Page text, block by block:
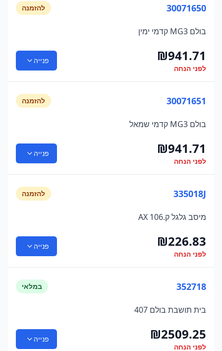
30071650 להזמנה
בולם MG3 קדמי ימין
₪941.71
לפני הנחה
פנייה
30071651 להזמנה
בולם MG3 קדמי שמאל
₪941.71
לפני הנחה
פנייה
335018J להזמנה
מיסב גלגל ק.AX 106
₪226.83
לפני הנחה
פנייה
352718 במלאי
בית תושבת בולם 407
₪2509.25
לפני הנחה
פנייה